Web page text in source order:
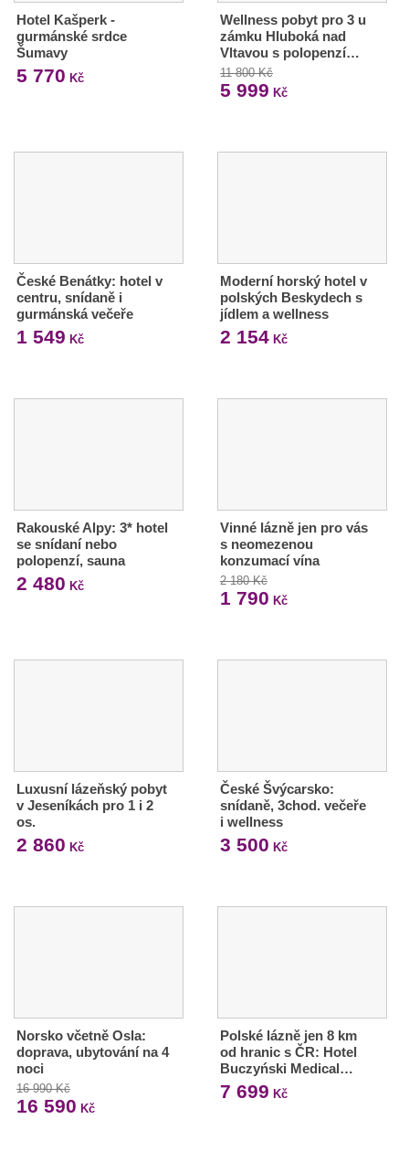
Hotel Kašperk -
gurmánské srdce
Šumavy
5 770 Kč
Wellness pobyt pro 3 u
zámku Hluboká nad
Vltavou s polopenzí…
11 800 Kč
5 999 Kč
České Benátky: hotel v
centru, snídaně i
gurmánská večeře
1 549 Kč
Moderní horský hotel v
polských Beskydech s
jídlem a wellness
2 154Kč
Rakouské Alpy: 3* hotel
se snídaní nebo
polopenzí, sauna
2 480 Kč
Vinné lázně jen pro vás
s neomezenou
konzumací vína
2 180 Kč
1 790 Kč
Luxusní lázeňský pobyt
v Jeseníkách pro 1 i 2
os.
2 860 Kč
České Švýcarsko:
snídaně, 3chod. večeře
i wellness
3 500 Kč
Norsko včetně Osla:
doprava, ubytování na 4
noci
16 990 Kč
16 590 Kč
Polské lázně jen 8 km
od hranic s ČR: Hotel
Buczyński Medical…
7 699 Kč